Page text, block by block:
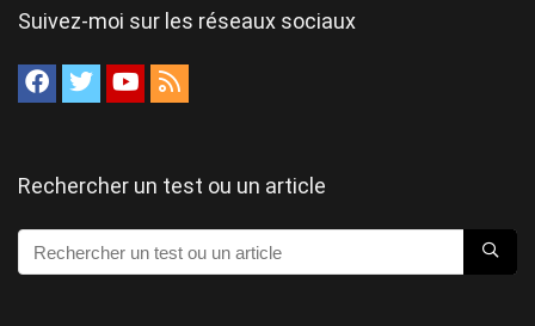
Suivez-moi sur les réseaux sociaux
Rechercher un test ou un article